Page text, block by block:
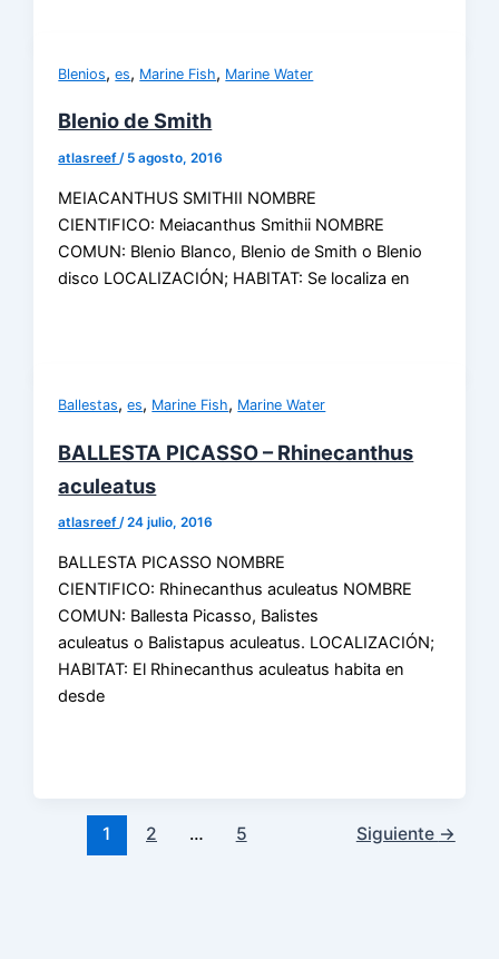
Blenios,es, Marine Fish, Marine Water
Blenio de Smith
atlasreef/ 5 agosto, 2016
MEIACANTHUS SMITHII NOMBRE
CIENTIFICO: Meiacanthus Smithii NOMBRE
COMUN: Blenio Blanco, Blenio de Smith o Blenio
disco LOCALIZACIÓN; HABITAT: Se localiza en
Ballestas,es, Marine Fish, Marine Water
BALLESTA PICASSO – Rhinecanthus
aculeatus
atlasreef/24 julio, 2016
BALLESTA PICASSO NOMBRE
CIENTIFICO: Rhinecanthus aculeatus NOMBRE
COMUN: Ballesta Picasso, Balistes
aculeatus o Balistapus aculeatus. LOCALIZACIÓN;
HABITAT: El Rhinecanthus aculeatus habita en
desde
1 2 … 5 Siguiente →